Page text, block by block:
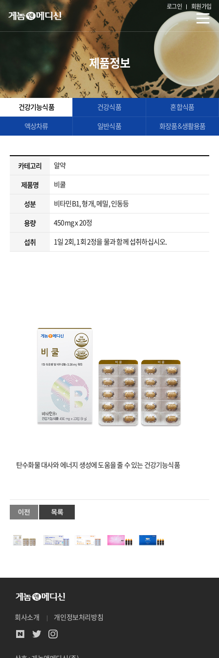
로그인 회원가입
제품정보
건강기능식품 건강식품 혼합식품
액상차류 일반식품 화장품&생활용품
카테고리
알약
제품명
비쿨
성분
비타민B1, 형개, 메밀, 인동등
용량
450mg x 20정
섭취
1일 2회, 1회 2정을 물과 함께 섭취하십시오.
탄수화물 대사와 에너지 생성에 도움을 줄 수 있는 건강기능식품
회사소개 개인정보처리방침